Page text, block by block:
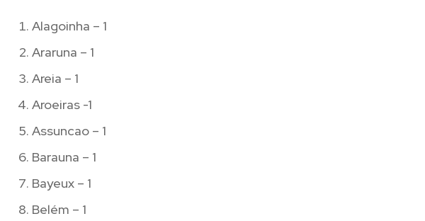
Alagoinha – 1
Araruna – 1
Areia – 1
Aroeiras -1
Assuncao – 1
Barauna – 1
Bayeux – 1
Belém – 1